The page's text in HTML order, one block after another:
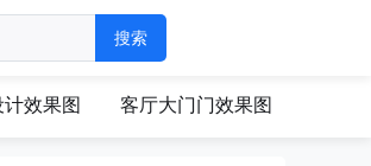
效果图 客厅大门门效果图